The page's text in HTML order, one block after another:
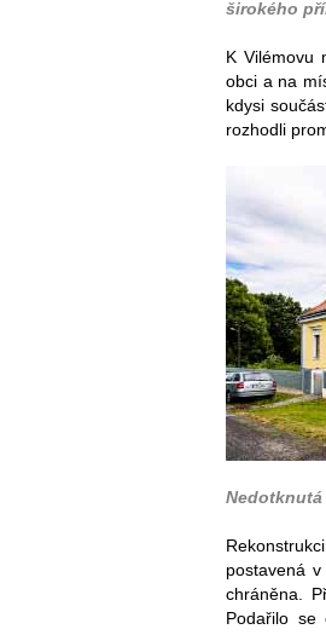
širokého
K Vilémovu
obci a na
kdysi
rozhodli
postavená
chráněna.
Podařilo se